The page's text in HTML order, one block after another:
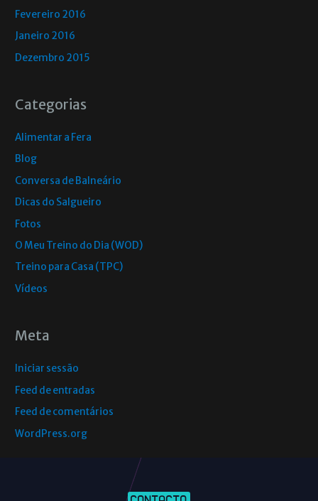
Fevereiro 2016
Janeiro 2016
Dezembro 2015
Categorias
Alimentar a Fera
Blog
Conversa de Balneário
Dicas do Salgueiro
Fotos
O Meu Treino do Dia (WOD)
Treino para Casa (TPC)
Vídeos
Meta
Iniciar sessão
Feed de entradas
Feed de comentários
WordPress.org